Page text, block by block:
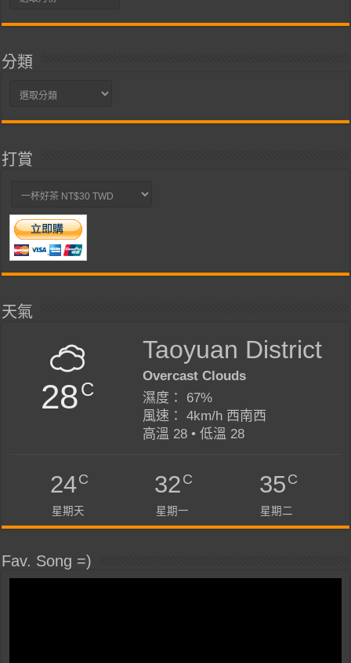
分類
分
打賞
天氣
28C
Taoyuan District
Overcast Clouds
濕度： 67%
風速： 4km/h 西南西
高溫 28 • 低溫 28
24C
星期天
32C
星期一
35C
星期二
Fav. Song =)